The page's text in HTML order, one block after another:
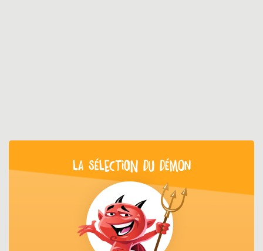
LA SÉLECTION DU DÉMON